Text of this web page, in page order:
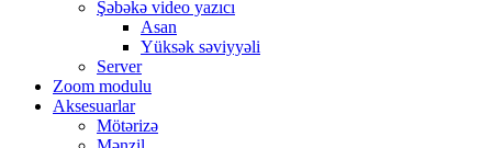
Şəbəkə video yazıcı
Asan
Yüksək səviyyəli
Server
Zoom modulu
Aksesuarlar
Mötərizə